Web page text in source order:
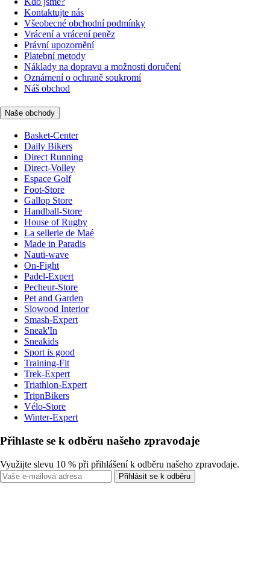
Kontaktujte nás
Všeobecné obchodní podmínky
Vrácení a vrácení peněz
Právní upozornění
Platební metody
Náklady na dopravu a možnosti doručení
Oznámení o ochraně soukromí
Náš obchod
Naše obchody
Basket-Center
Daily Bikers
Direct Running
Direct-Volley
Espace Golf
Foot-Store
Gallop Store
Handball-Store
House of Rugby
La sellerie de Maé
Made in Paradis
Nauti-wave
On-Fight
Padel-Expert
Pecheur-Store
Pet and Garden
Slowood Interior
Smash-Expert
Sneak'In
Sneakids
Sport is good
Training-Fit
Trek-Expert
Triathlon-Expert
TripnBikers
Vélo-Store
Winter-Expert
Přihlaste se k odběru našeho zpravodaje
Využijte slevu 10 % při přihlášení k odběru našeho zpravodaje.
Přihlásit se k odběru